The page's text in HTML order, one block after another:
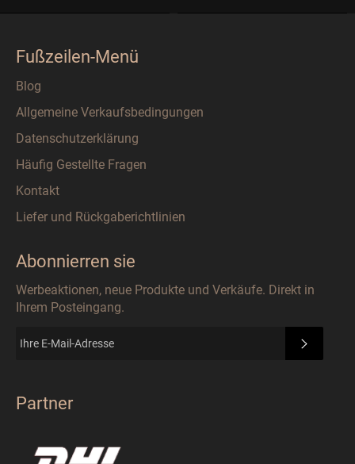
Fußzeilen-Menü
Blog
Allgemeine Verkaufsbedingungen
Datenschutzerklärung
Häufig Gestellte Fragen
Kontakt
Liefer und Rückgaberichtlinien
Abonnierren sie
Werbeaktionen, neue Produkte und Verkäufe. Direkt in
Ihrem Posteingang.
Partner